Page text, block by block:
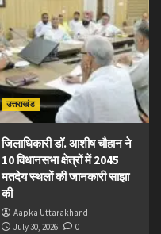
उत्तराखंड
जिलाधिकारी डॉ. आशीष चौहान ने
10 विधानसभा क्षेत्रों में 2045
मतदेय स्थलों की जानकारी साझा
की
Aapka Uttarakhand
July 30, 2026
0